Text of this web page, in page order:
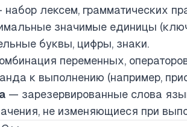
лексем, грамматических
значимые единицы
буквы, цифры, знаки.
переменных,
к выполнению (например,
— зарезервированные слова
не изменяющиеся при